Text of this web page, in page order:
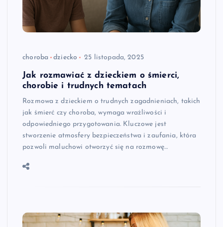
choroba dziecko 25 listopada, 2025
Jak rozmawiać z dzieckiem o śmierci,
chorobie i trudnych tematach
Rozmowa z dzieckiem o trudnych zagadnieniach, takich
jak śmierć czy choroba, wymaga wrażliwości i
odpowiedniego przygotowania. Kluczowe jest
stworzenie atmosfery bezpieczeństwa i zaufania, która
pozwoli maluchowi otworzyć się na rozmowę…